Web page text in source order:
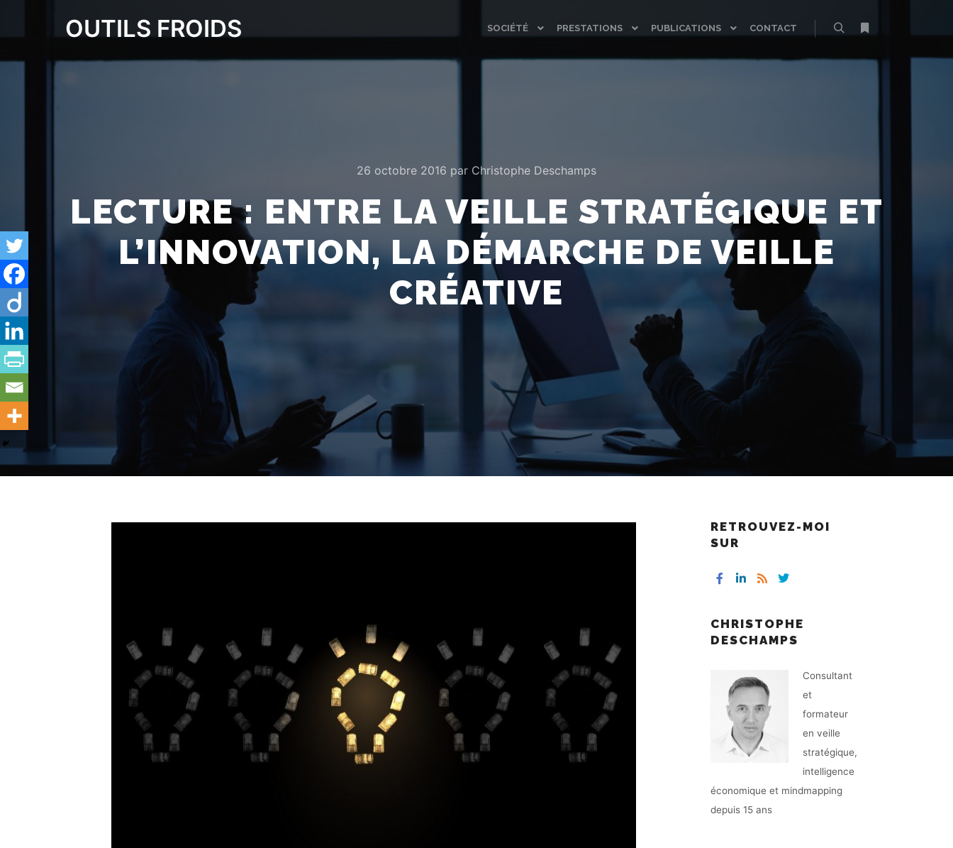
OUTILS FROIDS SOCIÉTÉ PRESTATIONS PUBLICATIONS
CONTACT
26 octobre 2016 par Christophe Deschamps
LECTURE : ENTRE LA VEILLE STRATÉGIQUE ET
L’INNOVATION, LA DÉMARCHE DE VEILLE
CRÉATIVE
RETROUVEZ-MOI
SUR
CHRISTOPHE
DESCHAMPS
Consultant
et
formateur
en veille
stratégique,
intelligence
économique et mindmapping
depuis 15 ans